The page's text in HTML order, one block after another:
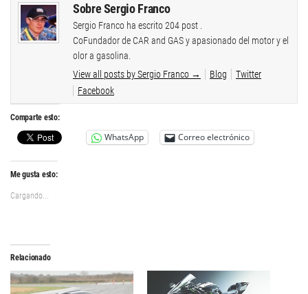
Sobre Sergio Franco
Sergio Franco ha escrito 204 post .
CoFundador de CAR and GAS y apasionado del motor y el
olor a gasolina.
View all posts by Sergio Franco → Blog
Twitter
Facebook
Comparte esto:
WhatsApp Correo electrónico
Me gusta esto:
Cargando...
Relacionado